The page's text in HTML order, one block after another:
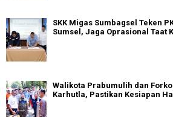
SKK Migas Sumbagsel Teken
Sumsel, Jaga Oprasional Taat
Walikota Prabumulih dan
Karhutla, Pastikan Kesiapan